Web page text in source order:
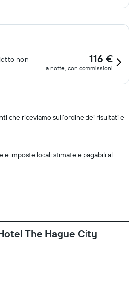
non
116 €
a notte, con commissioni
che riceviamo sull'ordine dei risultati e
e imposte locali stimate e pagabili al
The Hague City